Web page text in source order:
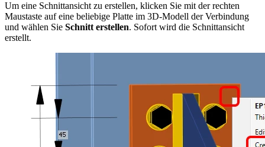
Um eine Schnittansicht zu erstellen, klicken Sie mit der rechten
Maustaste auf eine beliebige Platte im 3D-Modell der Verbindung
und wählen Sie Schnitt erstellen. Sofort wird die Schnittansicht
erstellt.